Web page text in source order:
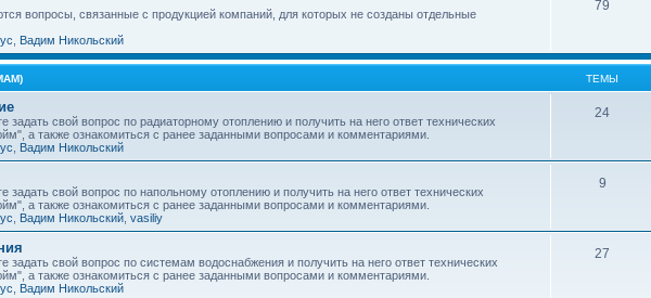
вопросы, связанные с продукцией компаний, для которых не созданы отдельные
Вадим Никольский
79
ТЕМЫ
свой вопрос по радиаторному отоплению и получить на него ответ технических
а также ознакомиться с ранее заданными вопросами и комментариями.
Вадим Никольский
24
свой вопрос по напольному отоплению и получить на него ответ технических
а также ознакомиться с ранее заданными вопросами и комментариями.
Вадим Никольский vasiliy
9
свой вопрос по системам водоснабжения и получить на него ответ технических
а также ознакомиться с ранее заданными вопросами и комментариями.
Вадим Никольский
27